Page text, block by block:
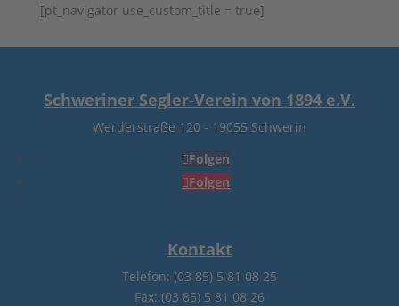
[pt_navigator use_custom_title = true]
Schweriner Segler-Verein von 1894 e.V.
Werderstraße 120 - 19055 Schwerin
Folgen
Folgen
Kontakt
Telefon: (03 85) 5 81 08 25
Fax: (03 85) 5 81 08 26